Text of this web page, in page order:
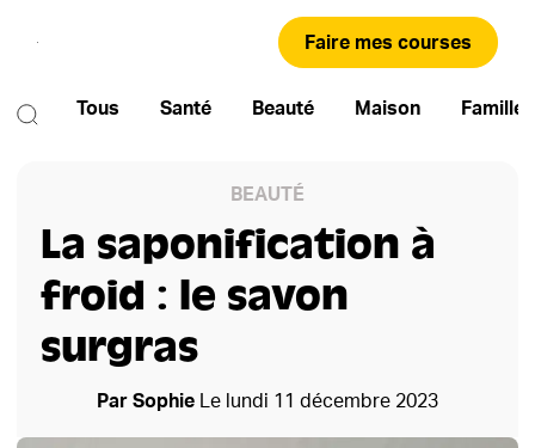
Faire mes courses
Tous Santé Beauté Maison Famille
BEAUTÉ
La saponification à
froid : le savon
surgras
Par Sophie Le lundi 11 décembre 2023